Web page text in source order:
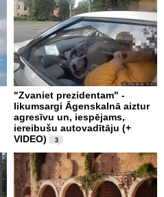
"Zvaniet prezidentam" -
likumsargi Āgenskalnā aiztur
agresīvu un, iespējams,
iereibušu autovadītāju (+
VIDEO)
3